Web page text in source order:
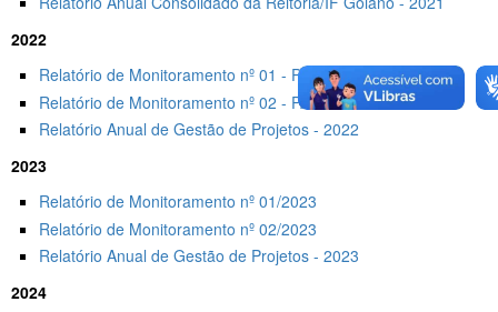
2022
Relatório de Monitoramento nº 01 - PATs 2022
Relatório de Monitoramento nº 02 - PATs 2022
Relatório Anual de Gestão de Projetos - 2022
2023
Relatório de Monitoramento nº 01/2023
Relatório de Monitoramento nº 02/2023
Relatório Anual de Gestão de Projetos - 2023
2024